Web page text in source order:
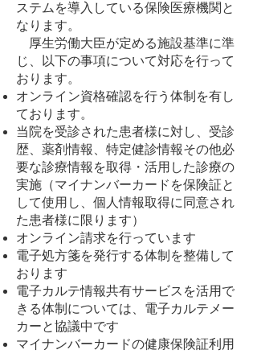
ステムを導入している保険医療機関と
なります。
厚生労働大臣が定める施設基準に準
じ、以下の事項について対応を行って
おります。
オンライン資格確認を行う体制を有し
ております。
当院を受診された患者様に対し、受診
歴、薬剤情報、特定健診情報その他必
要な診療情報を取得・活用した診療の
実施（マイナンバーカードを保険証と
して使用し、個人情報取得に同意され
た患者様に限ります）
オンライン請求を行っています
電子処方箋を発行する体制を整備して
おります
電子カルテ情報共有サービスを活用で
きる体制については、電子カルテメー
カーと協議中です
マイナンバーカードの健康保険証利用